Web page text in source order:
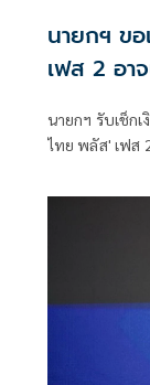
นายกฯ ข
เฟส 2 อา
นายกฯ รับเช็ก
ไทย พลัส' เฟส
แข็งแรง